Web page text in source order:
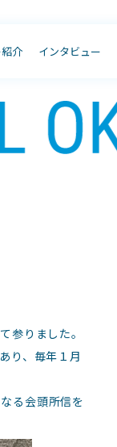
介 インタビュー
参りました。
り、毎年１月
る会頭所信を